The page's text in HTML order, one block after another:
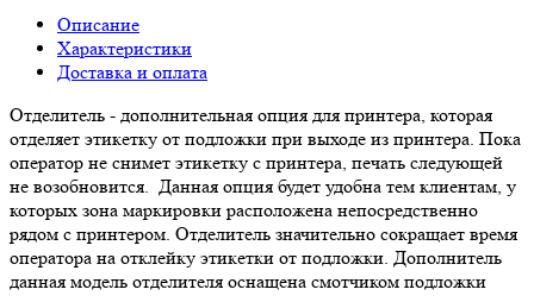
Описание
Характеристики
Доставка и оплата
Отделитель - дополнительная опция для принтера, которая
отделяет этикетку от подложки при выходе из принтера. Пока
оператор не снимет этикетку с принтера, печать следующей
не возобновится. Данная опция будет удобна тем клиентам, у
которых зона маркировки расположена непосредственно
рядом с принтером. Отделитель значительно сокращает время
оператора на отклейку этикетки от подложки. Дополнитель
данная модель отделителя оснащена смотчиком подложки